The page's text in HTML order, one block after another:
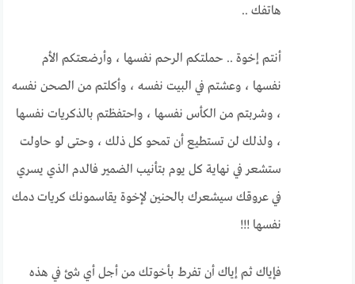
هاتفك ..
أنتم إخوة .. حملتكم الرحم نفسها ، وأرضعتكم الأم
نفسها ، وعشتم في البيت نفسه ، وأكلتم من الصحن نفسه
، وشربتم من الكأس نفسها ، واحتفظتم بالذكريات نفسها
، ولذلك لن تستطيع أن تمحو كل ذلك ، وحتى لو حاولت
ستشعر في نهاية كل يوم بتأنيب الضمير فالدم الذي يسري
في عروقك سيشعرك بالحنين لإخوة يقاسمونك كريات دمك
نفسها !!!
فإياك ثم إياك أن تفرط بأخوتك من أجل أي شئ في هذه